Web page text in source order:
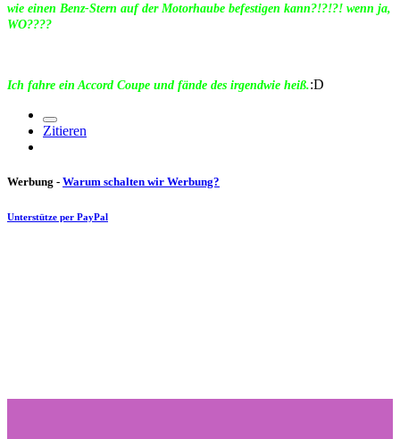
wie einen Benz-Stern auf der Motorhaube befestigen kann?!?!?! wenn ja,
WO????
Ich fahre ein Accord Coupe und fände des irgendwie heiß.:D
Zitieren
Werbung - Warum schalten wir Werbung?
Unterstütze per PayPal